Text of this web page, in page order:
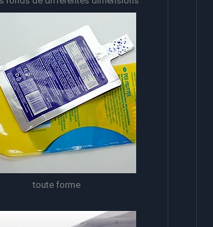
toute forme